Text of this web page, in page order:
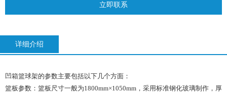
立即联系
详细介绍
凹箱篮球架的参数主要包括以下几个方面：
篮板参数：篮板尺寸一般为1800mm×1050mm，采用标准钢化玻璃制作，厚